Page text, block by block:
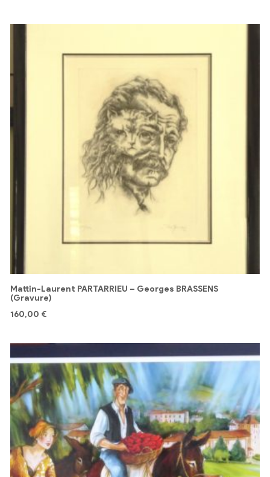
Mattin-Laurent PARTARRIEU – Georges BRASSENS
(Gravure)
160,00 €